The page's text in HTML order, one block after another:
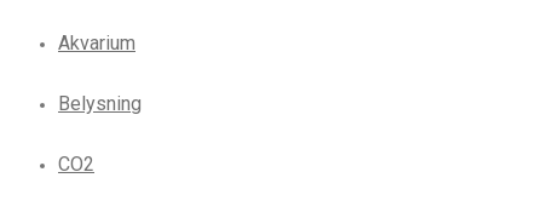
Akvarium
Belysning
CO2